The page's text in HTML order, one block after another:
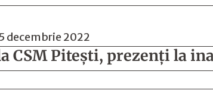
decembrie 2022
CSM Pitești, prezenți la